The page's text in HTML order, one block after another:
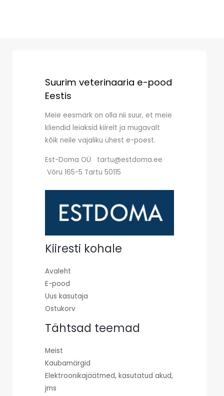
Suurim veterinaaria e-pood
Eestis
Meie eesmärk on olla nii suur, et meie
kliendid leiaksid kiirelt ja mugavalt
kõik neile vajaliku ühest e-poest.
Est-Doma OÜ tartu@estdoma.ee
Võru 165-5 Tartu 50115
Kiiresti kohale
Avaleht
E-pood
Uus kasutaja
Ostukorv
Tähtsad teemad
Meist
Kaubamärgid
Elektroonikajäätmed, kasutatud akud,
jms